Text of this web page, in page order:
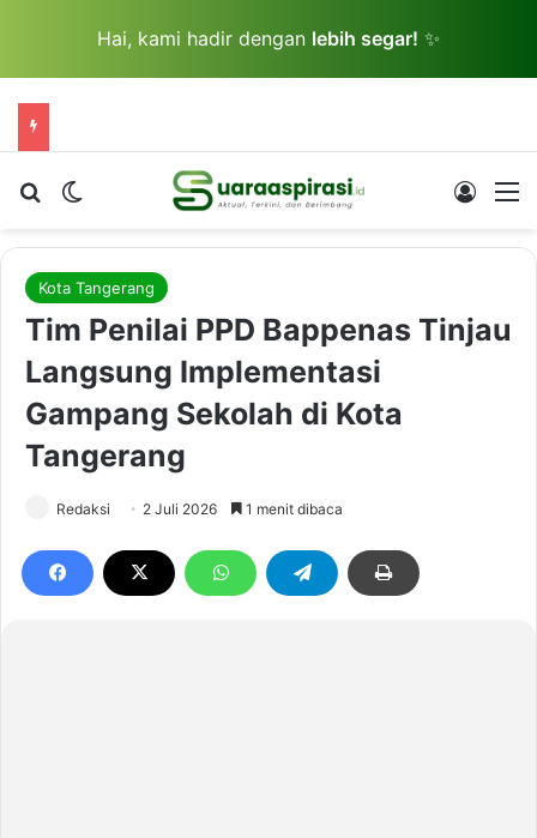
Hai, kami hadir dengan lebih segar! ✨
Cari berita...Switch skin Log In
Kota Tangerang
Tim Penilai PPD Bappenas Tinjau
Langsung Implementasi
Gampang Sekolah di Kota
Tangerang
Redaksi 2 Juli 2026 1 menit dibaca